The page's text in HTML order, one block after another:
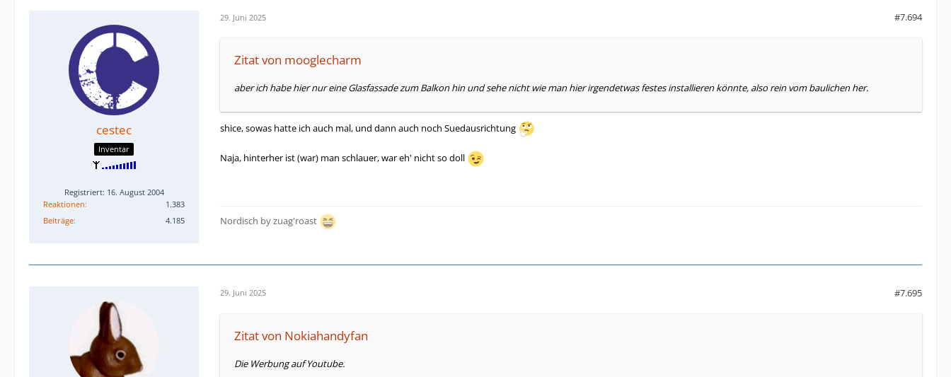
cestec
Inventar
Registriert: 16. August 2004
Reaktionen
1.383
Beiträge
4.185
29. Juni 2025 #7.694
Zitat von mooglecharm
aber ich habe hier nur eine Glasfassade zum Balkon hin und sehe nicht wie man hier irgendetwas festes installieren könnte, also rein vom baulichen her.
shice, sowas hatte ich auch mal, und dann auch noch Suedausrichtung
Naja, hinterher ist (war) man schlauer, war eh' nicht so doll
Nordisch by zuag'roast
29. Juni 2025 #7.695
Zitat von Nokiahandyfan
Die Werbung auf Youtube.